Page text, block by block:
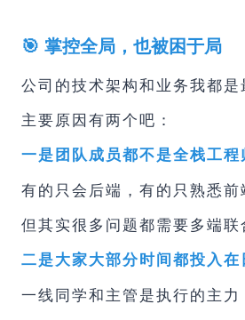
🎯 掌控全局，也被困于局
公司的技术架构和业务我都是
主要原因有两个吧：
一是团队成员都不是全栈工程
有的只会后端，有的只熟悉前
但其实很多问题都需要多端联
二是大家大部分时间都投入在
一线同学和主管是执行的主力